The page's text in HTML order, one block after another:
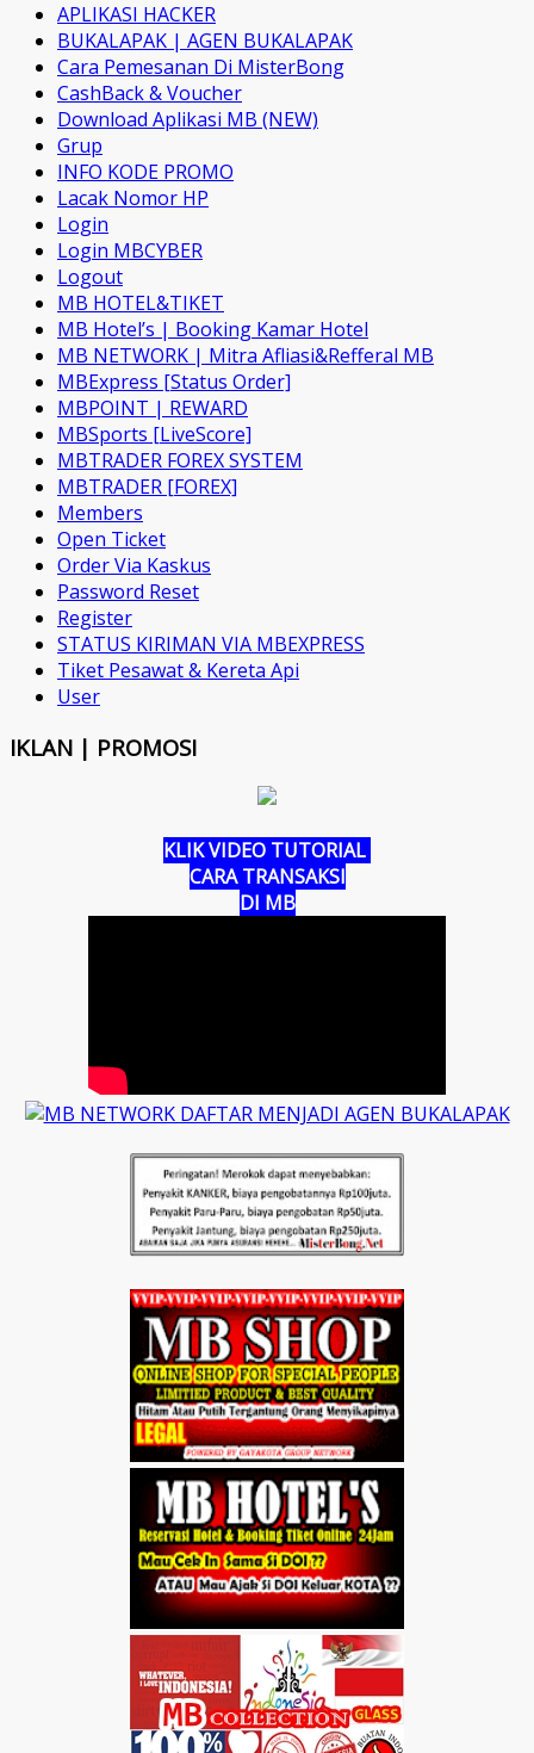
APLIKASI HACKER
BUKALAPAK | AGEN BUKALAPAK
Cara Pemesanan Di MisterBong
CashBack & Voucher
Download Aplikasi MB (NEW)
Grup
INFO KODE PROMO
Lacak Nomor HP
Login
Login MBCYBER
Logout
MB HOTEL&TIKET
MB Hotel’s | Booking Kamar Hotel
MB NETWORK | Mitra Afliasi&Refferal MB
MBExpress [Status Order]
MBPOINT | REWARD
MBSports [LiveScore]
MBTRADER FOREX SYSTEM
MBTRADER [FOREX]
Members
Open Ticket
Order Via Kaskus
Password Reset
Register
STATUS KIRIMAN VIA MBEXPRESS
Tiket Pesawat & Kereta Api
User
IKLAN | PROMOSI
KLIK VIDEO TUTORIAL
CARA TRANSAKSI
DI MB